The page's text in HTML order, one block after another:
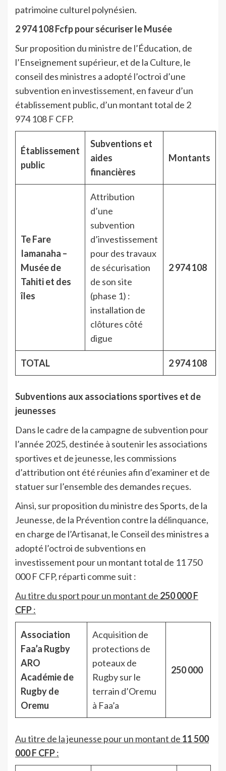
patrimoine culturel polynésien.
2 974 108 Fcfp pour sécuriser le Musée
Sur proposition du ministre de l’Éducation, de
l’Enseignement supérieur, et de la Culture, le
conseil des ministres a adopté l’octroi d’une
subvention en investissement, en faveur d’un
établissement public, d’un montant total de 2
974 108 F CFP.
Établissement
public
Subventions et
aides
financières
Montants
Te Fare
Iamanaha –
Musée de
Tahiti et des
îles
Attribution
d’une
subvention
d’investissement
pour des travaux
de sécurisation
de son site
(phase 1) :
installation de
clôtures côté
digue
2 974 108
TOTAL 2 974 108
Subventions aux associations sportives et de
jeunesses
Dans le cadre de la campagne de subvention pour
l’année 2025, destinée à soutenir les associations
sportives et de jeunesse, les commissions
d’attribution ont été réunies afin d’examiner et de
statuer sur l’ensemble des demandes reçues.
Ainsi, sur proposition du ministre des Sports, de la
Jeunesse, de la Prévention contre la délinquance,
en charge de l’Artisanat, le Conseil des ministres a
adopté l’octroi de subventions en
investissement pour un montant total de 11 750
000 F CFP, réparti comme suit :
Au titre du sport pour un montant de 250 000 F
CFP:
Association
Faa’a Rugby
ARO
Académie de
Rugby de
Oremu
Acquisition de
protections de
poteaux de
Rugby sur le
terrain d’Oremu
à Faa’a
250 000
Au titre de la jeunesse pour un montant de 11 500
000 F CFP: